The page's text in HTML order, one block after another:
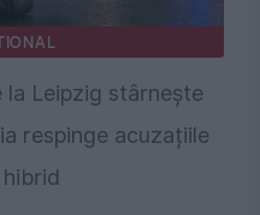
Leipzig stârnește
respinge acuzațiile